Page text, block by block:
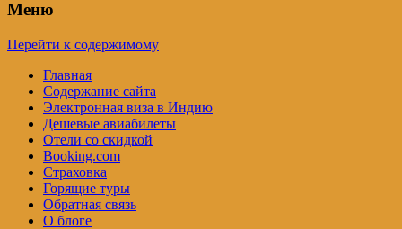
Меню
Перейти к содержимому
Главная
Содержание сайта
Электронная виза в Индию
Дешевые авиабилеты
Отели со скидкой
Booking.com
Страховка
Горящие туры
Обратная связь
О блоге